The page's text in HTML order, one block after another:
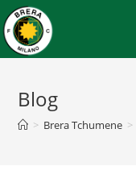
Blog
> Brera Tchumene >